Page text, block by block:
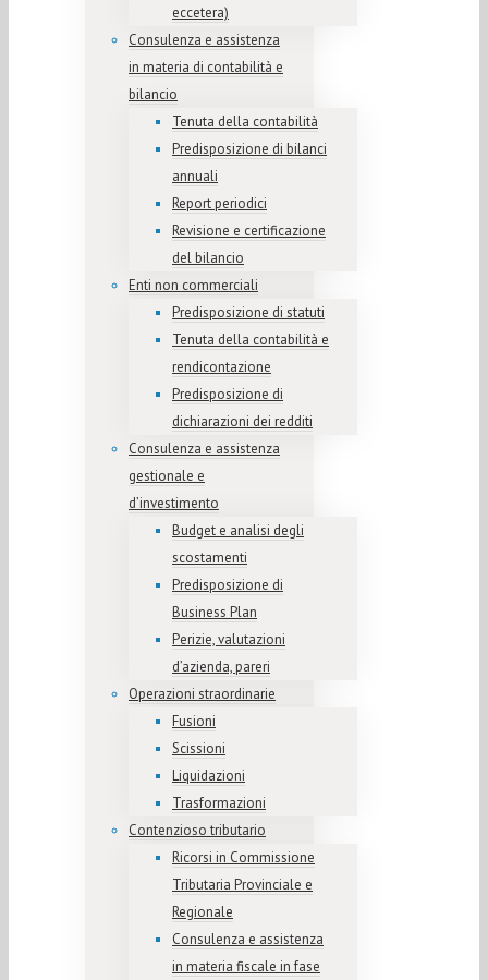
eccetera)
Consulenza e assistenza
in materia di contabilità e
bilancio
Tenuta della contabilità
Predisposizione di bilanci
annuali
Report periodici
Revisione e certificazione
del bilancio
Enti non commerciali
Predisposizione di statuti
Tenuta della contabilità e
rendicontazione
Predisposizione di
dichiarazioni dei redditi
Consulenza e assistenza
gestionale e
d’investimento
Budget e analisi degli
scostamenti
Predisposizione di
Business Plan
Perizie, valutazioni
d’azienda, pareri
Operazioni straordinarie
Fusioni
Scissioni
Liquidazioni
Trasformazioni
Contenzioso tributario
Ricorsi in Commissione
Tributaria Provinciale e
Regionale
Consulenza e assistenza
in materia fiscale in fase